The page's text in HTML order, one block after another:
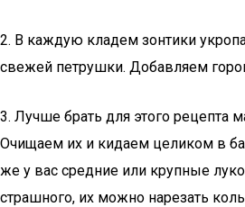
2. В каждую кладем зонтики
свежей петрушки. Добавляем
3. Лучше брать для этого рецепта
Очищаем их и кидаем целиком в
же у вас средние или крупные
страшного, их можно нарезать